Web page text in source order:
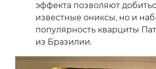
эффекта позволяют
известные ониксы, но и
популярность кварциты
из Бразилии.